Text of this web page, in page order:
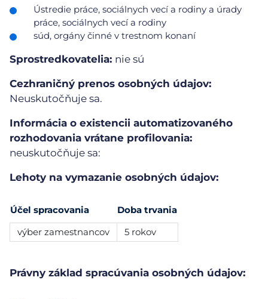
Ústredie práce, sociálnych vecí a rodiny a úrady
práce, sociálnych vecí a rodiny
súd, orgány činné v trestnom konaní
Sprostredkovatelia: nie sú
Cezhraničný prenos osobných údajov:
Neuskutočňuje sa.
Informácia o existencii automatizovaného
rozhodovania vrátane profilovania:
neuskutočňuje sa:
Lehoty na vymazanie osobných údajov:
Účel spracovania
Doba trvania
výber zamestnancov
5 rokov
Právny základ spracúvania osobných údajov: